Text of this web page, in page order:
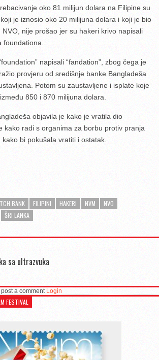
oko 81 milijun dolara na Filipine su
je iznosio oko 20 milijuna dolara i koji je bio
NVO, nije prošao jer su hakeri krivo napisali
foundationa.
napisali “fandation”, zbog čega je
provjeru od središnje banke Bangladeša
Potom su zaustavljene i isplate koje
850 i 870 milijuna dolara.
objavila je kako je vratila dio
kako radi s organima za borbu protiv pranja
bi pokušala vratiti i ostatak.
BANK FILIPINI HAKERI NVM
NVO
ŠRI LANKA
sa ultrazvuka
a comment Login
FESTIVAL